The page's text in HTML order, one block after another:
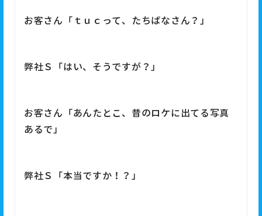
お客さん「ｔｕｃって、たちばなさん？」
弊社Ｓ「はい、そうですが？」
お客さん「あんたとこ、昔のロケに出てる写真
あるで」
弊社Ｓ「本当ですか！？」